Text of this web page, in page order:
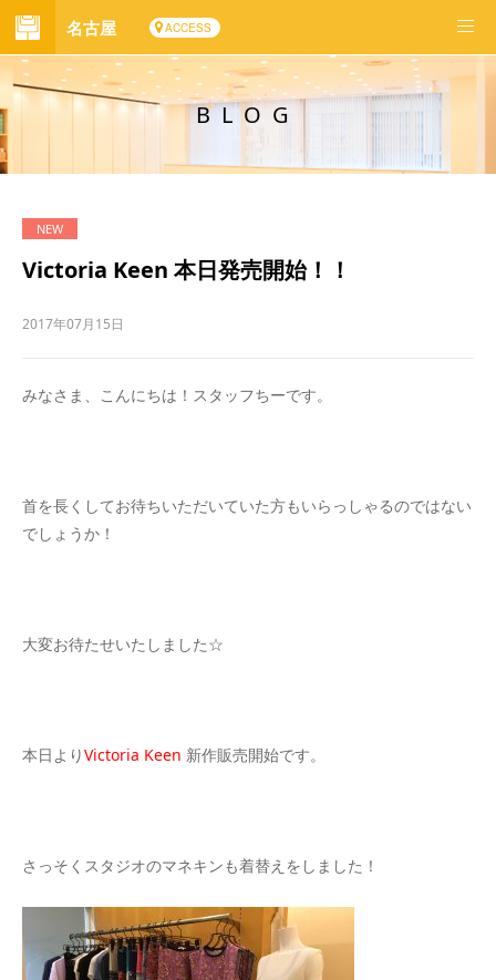
名古屋 ACCESS
BLOG
Victoria Keen 本日発売開始！！
2017年07月15日
みなさま、こんにちは！スタッフちーです。
首を長くしてお待ちいただいていた方もいらっしゃるのではない
でしょうか！
大変お待たせいたしました☆
本日よりVictoria Keen 新作販売開始です。
さっそくスタジオのマネキンも着替えをしました！